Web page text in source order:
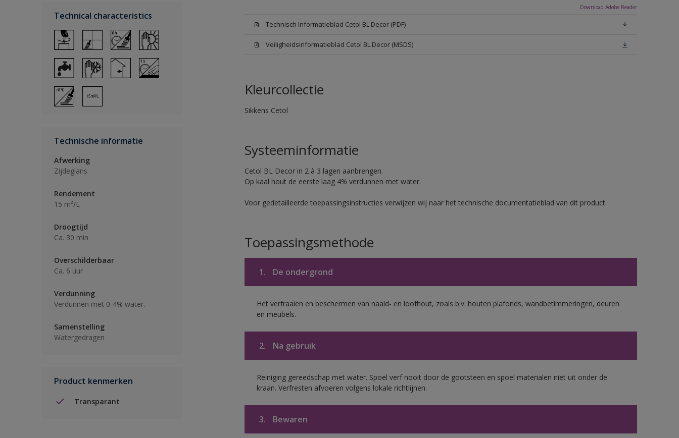
Technical characteristics
Technische informatie
Afwerking
Zijdeglans
Rendement
15 m²/L
Droogtijd
Ca. 30 min
Overschilderbaar
Ca. 6 uur
Verdunning
Verdunnen met 0-4% water.
Samenstelling
Watergedragen
Product kenmerken
Transparant
Download Adobe Reader
Technisch Informatieblad Cetol BL Decor (PDF)
Veiligheidsinformatieblad Cetol BL Decor (MSDS)
Kleurcollectie
Sikkens Cetol
Systeeminformatie
Cetol BL Decor in 2 à 3 lagen aanbrengen.
Op kaal hout de eerste laag 4% verdunnen met water.
Voor gedetailleerde toepassingsinstructies verwijzen wij naar het technische documentatieblad van dit product.
Toepassingsmethode
1. De ondergrond
Het verfraaien en beschermen van naald- en loofhout, zoals b.v. houten plafonds, wandbetimmeringen, deuren
en meubels.
2. Na gebruik
Reiniging gereedschap met water. Spoel verf nooit door de gootsteen en spoel materialen niet uit onder de
kraan. Verfresten afvoeren volgens lokale richtlijnen.
3. Bewaren